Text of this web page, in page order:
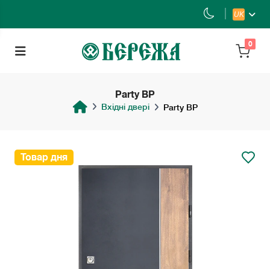
UK
0
Party BP
Вхідні двері Party BP
Товар дня